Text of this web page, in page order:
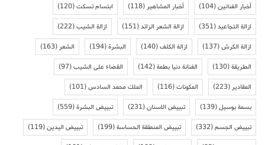
أخبار الفنانين(104) أخبار المشاهير(118) ابتسام تسكت(120)
ازالة التجاعيد(351) ازالة الشعر الزائد(151) ازالة الشيب(222)
ازالة الكرش(137) ازالة الكلف(140) البشرة(194) الشعر(163)
الطريقة(130) الفنانة دنيا بطمة(142) القضاء على الشيب(97)
المقادير(223) المكونات(116) الملك محمد السادس(101)
بسمة بوسيل(139) تبييض الاسنان(231) تبييض البشرة(559)
تبييض الجسم(332) تبييض المنطقة الحساسة(199) تبييض اليدين(119)